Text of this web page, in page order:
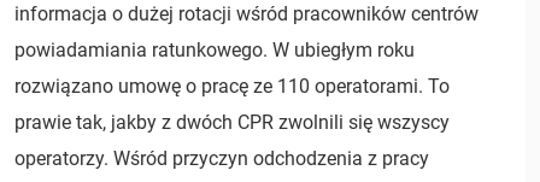
informacja o dużej rotacji wśród pracowników centrów
powiadamiania ratunkowego. W ubiegłym roku
rozwiązano umowę o pracę ze 110 operatorami. To
prawie tak, jakby z dwóch CPR zwolnili się wszyscy
operatorzy. Wśród przyczyn odchodzenia z pracy